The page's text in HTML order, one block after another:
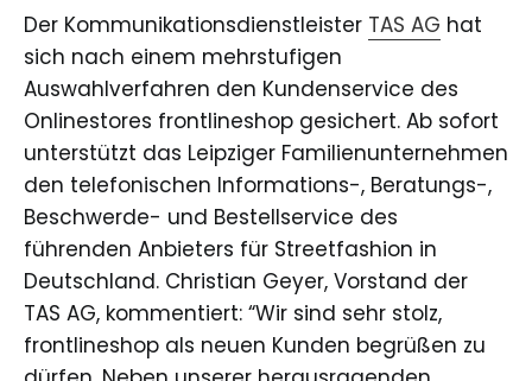
Der Kommunikationsdienstleister TAS AG hat
sich nach einem mehrstufigen
Auswahlverfahren den Kundenservice des
Onlinestores frontlineshop gesichert. Ab sofort
unterstützt das Leipziger Familienunternehmen
den telefonischen Informations-, Beratungs-,
Beschwerde- und Bestellservice des
führenden Anbieters für Streetfashion in
Deutschland. Christian Geyer, Vorstand der
TAS AG, kommentiert: “Wir sind sehr stolz,
frontlineshop als neuen Kunden begrüßen zu